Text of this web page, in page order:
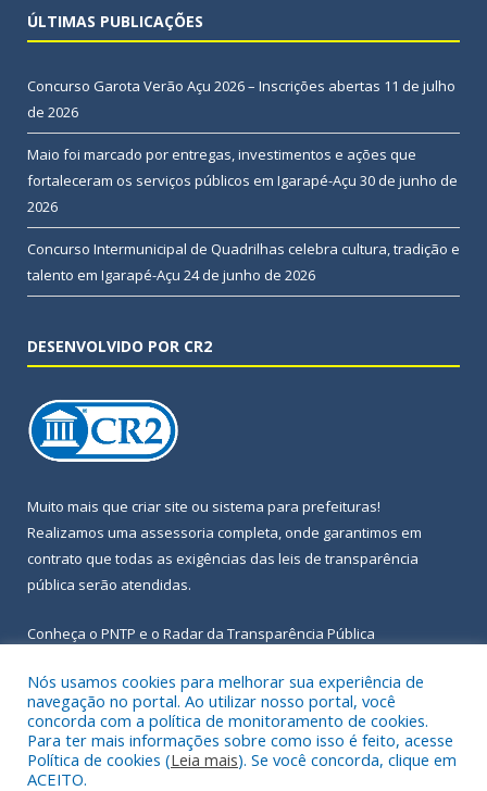
ÚLTIMAS PUBLICAÇÕES
Concurso Garota Verão Açu 2026 – Inscrições abertas 11 de julho
de 2026
Maio foi marcado por entregas, investimentos e ações que
fortaleceram os serviços públicos em Igarapé-Açu 30 de junho de
2026
Concurso Intermunicipal de Quadrilhas celebra cultura, tradição e
talento em Igarapé-Açu 24 de junho de 2026
DESENVOLVIDO POR CR2
Muito mais que criar site ou sistema para prefeituras!
Realizamos uma assessoria completa, onde garantimos em
contrato que todas as exigências das leis de transparência
pública serão atendidas.
Conheça o PNTP e o Radar da Transparência Pública
Todos os direitos reservados a Prefeitura Municipal de Igarapé-
Açu.
Nós usamos cookies para melhorar sua experiência de
navegação no portal. Ao utilizar nosso portal, você
concorda com a política de monitoramento de cookies.
Para ter mais informações sobre como isso é feito, acesse
Política de cookies (Leia mais). Se você concorda, clique em
ACEITO.